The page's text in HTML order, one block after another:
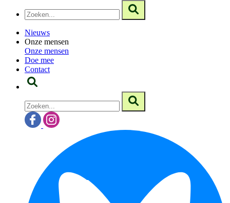
Nieuws
Onze mensen
Onze mensen
Doe mee
Contact